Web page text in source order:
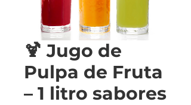
🍹 Jugo de
Pulpa de Fruta
– 1 litro sabores